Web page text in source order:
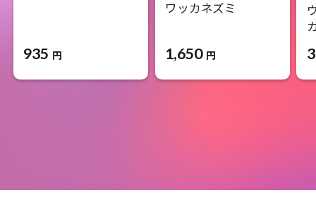
935 円
ワッカネズミ
1,650 円